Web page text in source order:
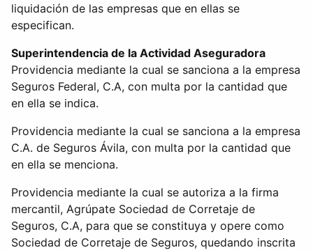
liquidación de las empresas que en ellas se
especifican.
Superintendencia de la Actividad Aseguradora
Providencia mediante la cual se sanciona a la empresa
Seguros Federal, C.A, con multa por la cantidad que
en ella se indica.
Providencia mediante la cual se sanciona a la empresa
C.A. de Seguros Ávila, con multa por la cantidad que
en ella se menciona.
Providencia mediante la cual se autoriza a la firma
mercantil, Agrúpate Sociedad de Corretaje de
Seguros, C.A, para que se constituya y opere como
Sociedad de Corretaje de Seguros, quedando inscrita